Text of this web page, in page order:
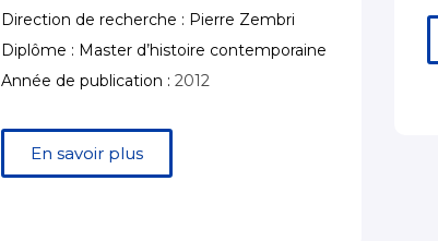
Direction de recherche : Pierre Zembri
Diplôme : Master d’histoire contemporaine
Année de publication : 2012
En savoir plus